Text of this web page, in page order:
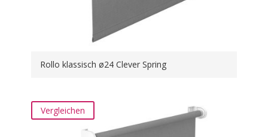
Rollo klassisch ø24 Clever Spring
Vergleichen